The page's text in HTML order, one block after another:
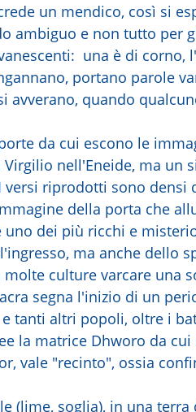
un mendico, così si
ambiguo e non tutto per
una è di corno,
portano parole
avverano, quando
da cui escono le
nell'Eneide, ma un
riprodotti sono densi
della porta che
dei più ricchi e
ma anche dello
culture varcare una
segna l'inizio di un
tanti altri popoli, oltre i
la matrice Dhworo da cui
vale "recinto", ossia
(lime, soglia), in una terra